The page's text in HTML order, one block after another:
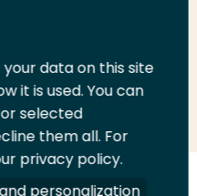
data on this site
it is used. You can
selected
them all. For
privacy policy.
personalization